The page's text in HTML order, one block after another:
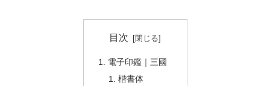
目次
電子印鑑｜三國
楷書体